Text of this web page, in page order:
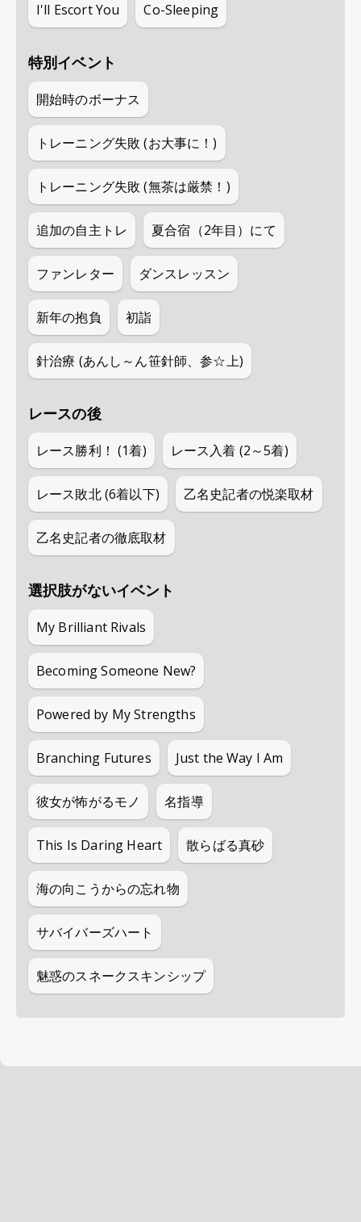
I'll Escort You Co-Sleeping
特別イベント
開始時のボーナス
トレーニング失敗 (お大事に！)
トレーニング失敗 (無茶は厳禁！)
追加の自主トレ 夏合宿（2年目）にて
ファンレター ダンスレッスン
新年の抱負 初詣
針治療 (あんし～ん笹針師、参☆上)
レースの後
レース勝利！ (1着) レース入着 (2～5着)
レース敗北 (6着以下) 乙名史記者の悦楽取材
乙名史記者の徹底取材
選択肢がないイベント
My Brilliant Rivals
Becoming Someone New?
Powered by My Strengths
Branching Futures Just the Way I Am
彼女が怖がるモノ 名指導
This Is Daring Heart 散らばる真砂
海の向こうからの忘れ物
サバイバーズハート
魅惑のスネークスキンシップ